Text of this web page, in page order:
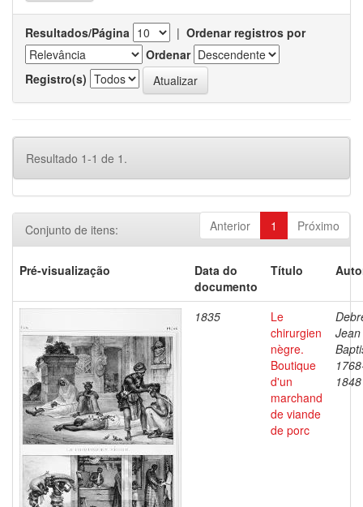
Resultados/Página | Ordenar registros por
Ordenar
Registro(s)
Resultado 1-1 de 1.
Anterior 1 Próximo
Conjunto de itens:
Pré-visualização
Data do
documento
Título
1835
Le
chirurgien
nègre.
Boutique
d'un
marchand
de viande
de porc
Jean
1848